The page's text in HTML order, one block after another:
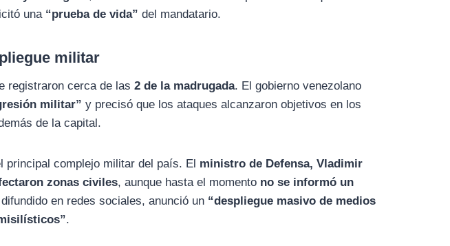
una “prueba de vida” del mandatario.
militar
registraron cerca de las2 de la madrugada. El gobierno venezolano
militar” y precisó que los ataques alcanzaron objetivos en los
de la capital.
principal complejo militar del país. El ministro de Defensa, Vladimir
zonas civiles, aunque hasta el momento no se informó un
en redes sociales, anunció un “despliegue masivo de medios
.